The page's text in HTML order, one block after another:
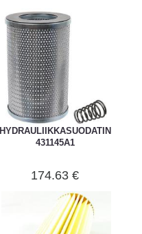
HYDRAULIIKKASUODATIN
431145A1
174.63 €